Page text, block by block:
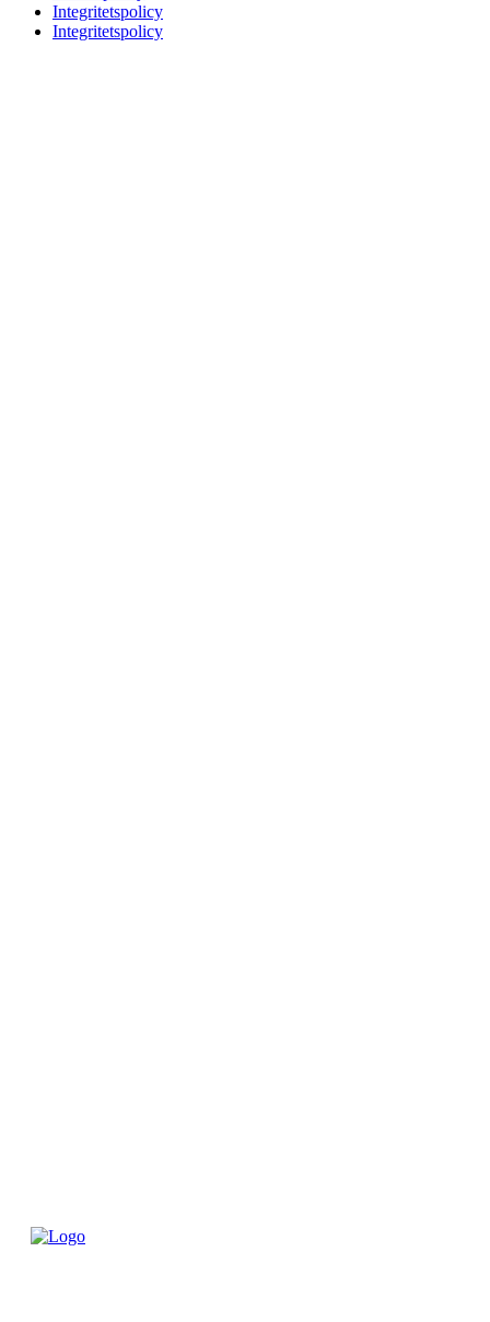
Integritetspolicy
Integritetspolicy